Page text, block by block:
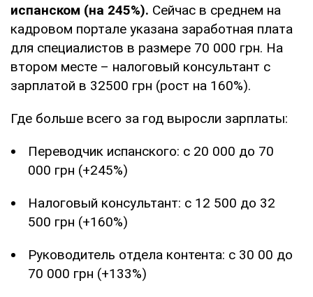
испанском (на 245%). Сейчас в среднем на
кадровом портале указана заработная плата
для специалистов в размере 70 000 грн. На
втором месте – налоговый консультант с
зарплатой в 32500 грн (рост на 160%).
Где больше всего за год выросли зарплаты:
Переводчик испанского: с 20 000 до 70
000 грн (+245%)
Налоговый консультант: с 12 500 до 32
500 грн (+160%)
Руководитель отдела контента: с 30 00 до
70 000 грн (+133%)